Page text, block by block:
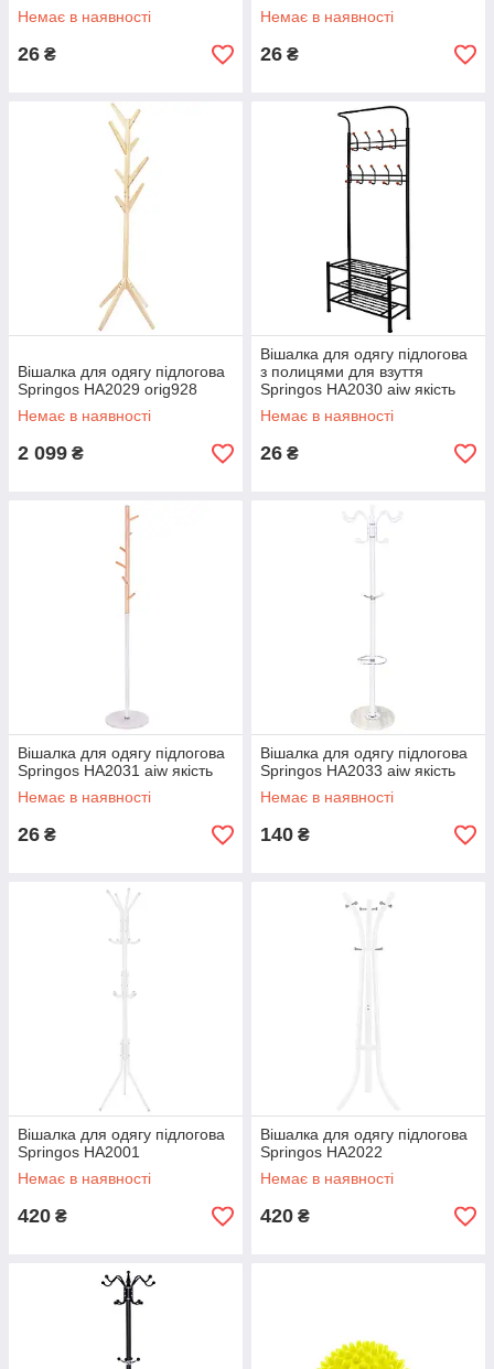
Немає в наявності
26 ₴
Немає в наявності
26 ₴
Вішалка для одягу підлогова
Springos HA2029 orig928
Немає в наявності
2 099 ₴
Вішалка для одягу підлогова
з полицями для взуття
Springos HA2030 aiw якість
Немає в наявності
26 ₴
Вішалка для одягу підлогова
Springos HA2031 aiw якість
Немає в наявності
26 ₴
Вішалка для одягу підлогова
Springos HA2033 aiw якість
Немає в наявності
140 ₴
Вішалка для одягу підлогова
Springos HA2001
Немає в наявності
420 ₴
Вішалка для одягу підлогова
Springos HA2022
Немає в наявності
420 ₴